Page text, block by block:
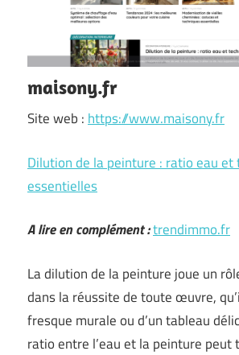
maisony.fr
Site web : https://www.maisony.fr
Dilution de la peinture : ratio eau et
essentielles
A lire en complément :trendimmo.fr
La dilution de la peinture joue un
dans la réussite de toute œuvre,
fresque murale ou d’un tableau
ratio entre l’eau et la peinture peut